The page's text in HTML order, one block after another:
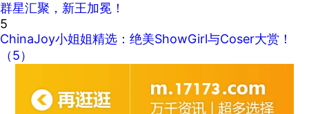
群星汇聚，新王加冕！
5
ChinaJoy小姐姐精选：绝美ShowGirl与Coser大赏！
（5）